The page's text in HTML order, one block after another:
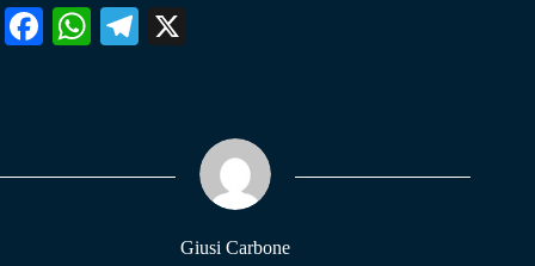
Fa W
pp
Te
m
Giusi Carbone